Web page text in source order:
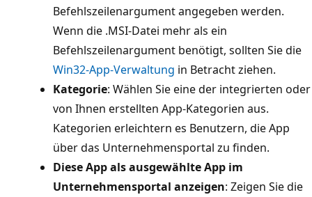
Befehlszeilenargument angegeben werden.
Wenn die .MSI-Datei mehr als ein
Befehlszeilenargument benötigt, sollten Sie die
Win32-App-Verwaltung in Betracht ziehen.
Kategorie: Wählen Sie eine der integrierten oder
von Ihnen erstellten App-Kategorien aus.
Kategorien erleichtern es Benutzern, die App
über das Unternehmensportal zu finden.
Diese App als ausgewählte App im
Unternehmensportal anzeigen: Zeigen Sie die